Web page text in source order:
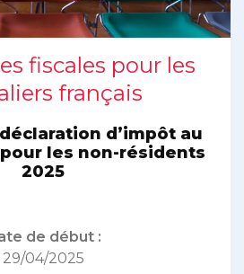
fiscales pour les
français
d’impôt au
les non-résidents
2025
de début :
29/04/2025